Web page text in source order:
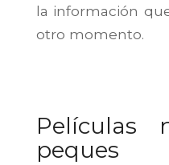
la información
otro momento.
Películas
peques